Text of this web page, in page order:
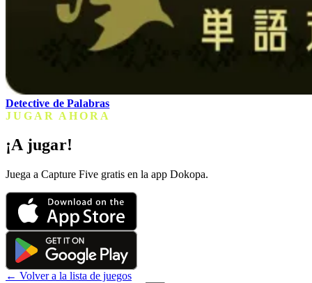
Detective de Palabras
JUGAR AHORA
¡A jugar!
Juega a Capture Five gratis en la app Dokopa.
← Volver a la lista de juegos